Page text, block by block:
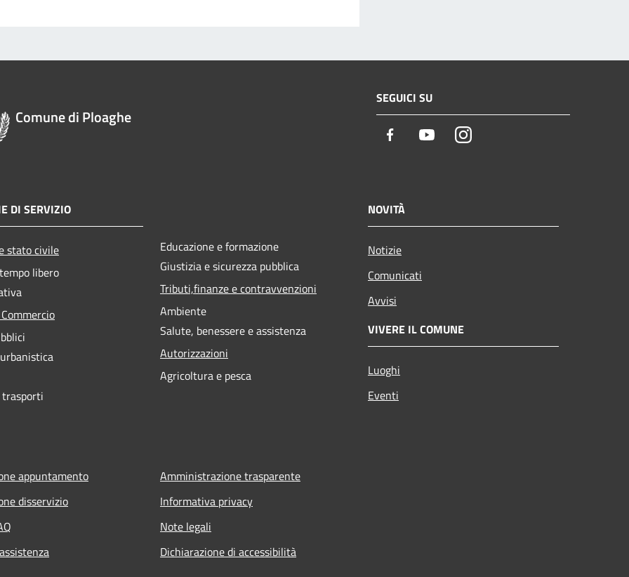
Comune di Ploaghe
SEGUICI SU
Facebook YoutubeInstagram
DI SERVIZIO
stato civile
libero
Educazione e formazione
Giustizia e sicurezza pubblica
Tributi,finanze e contravvenzioni
Ambiente
Salute, benessere e assistenza
Autorizzazioni
Agricoltura e pesca
NOVITÀ
Notizie
Comunicati
Avvisi
VIVERE IL COMUNE
Luoghi
Eventi
appuntamento
disservizio
Amministrazione trasparente
Informativa privacy
Note legali
Dichiarazione di accessibilità